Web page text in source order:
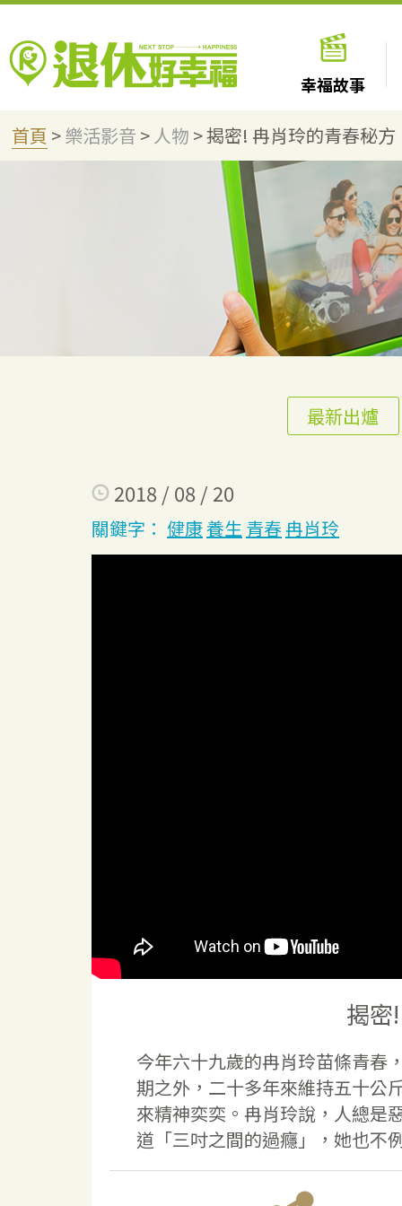
幸福故事
首頁 >樂活影音 > 人物 >揭密! 冉肖玲的青春秘方
最新出爐
2018 / 08 / 20
關鍵字： 健康養生青春冉肖玲
揭密
今年六十九歲的冉肖玲苗條青春
期之外，二十多年來維持五十公
來精神奕奕。冉肖玲說，人總是
道「三吋之間的過癮」，她也不